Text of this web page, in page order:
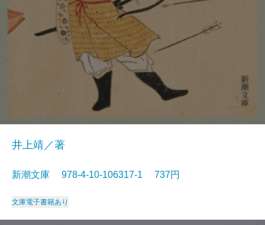
井上靖／著
新潮文庫 978-4-10-106317-1 737円
文庫電子書籍あり